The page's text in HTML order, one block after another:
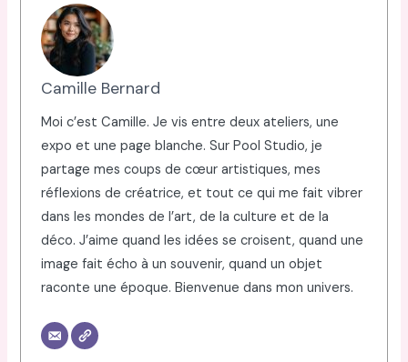
Camille Bernard
Moi c’est Camille. Je vis entre deux ateliers, une
expo et une page blanche. Sur Pool Studio, je
partage mes coups de cœur artistiques, mes
réflexions de créatrice, et tout ce qui me fait vibrer
dans les mondes de l’art, de la culture et de la
déco. J’aime quand les idées se croisent, quand une
image fait écho à un souvenir, quand un objet
raconte une époque. Bienvenue dans mon univers.